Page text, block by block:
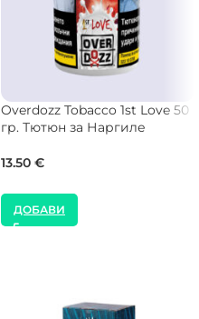
Overdozz Tobacco 1st Love 50
гр. Тютюн за Наргиле
13.50 €
ДОБАВИ